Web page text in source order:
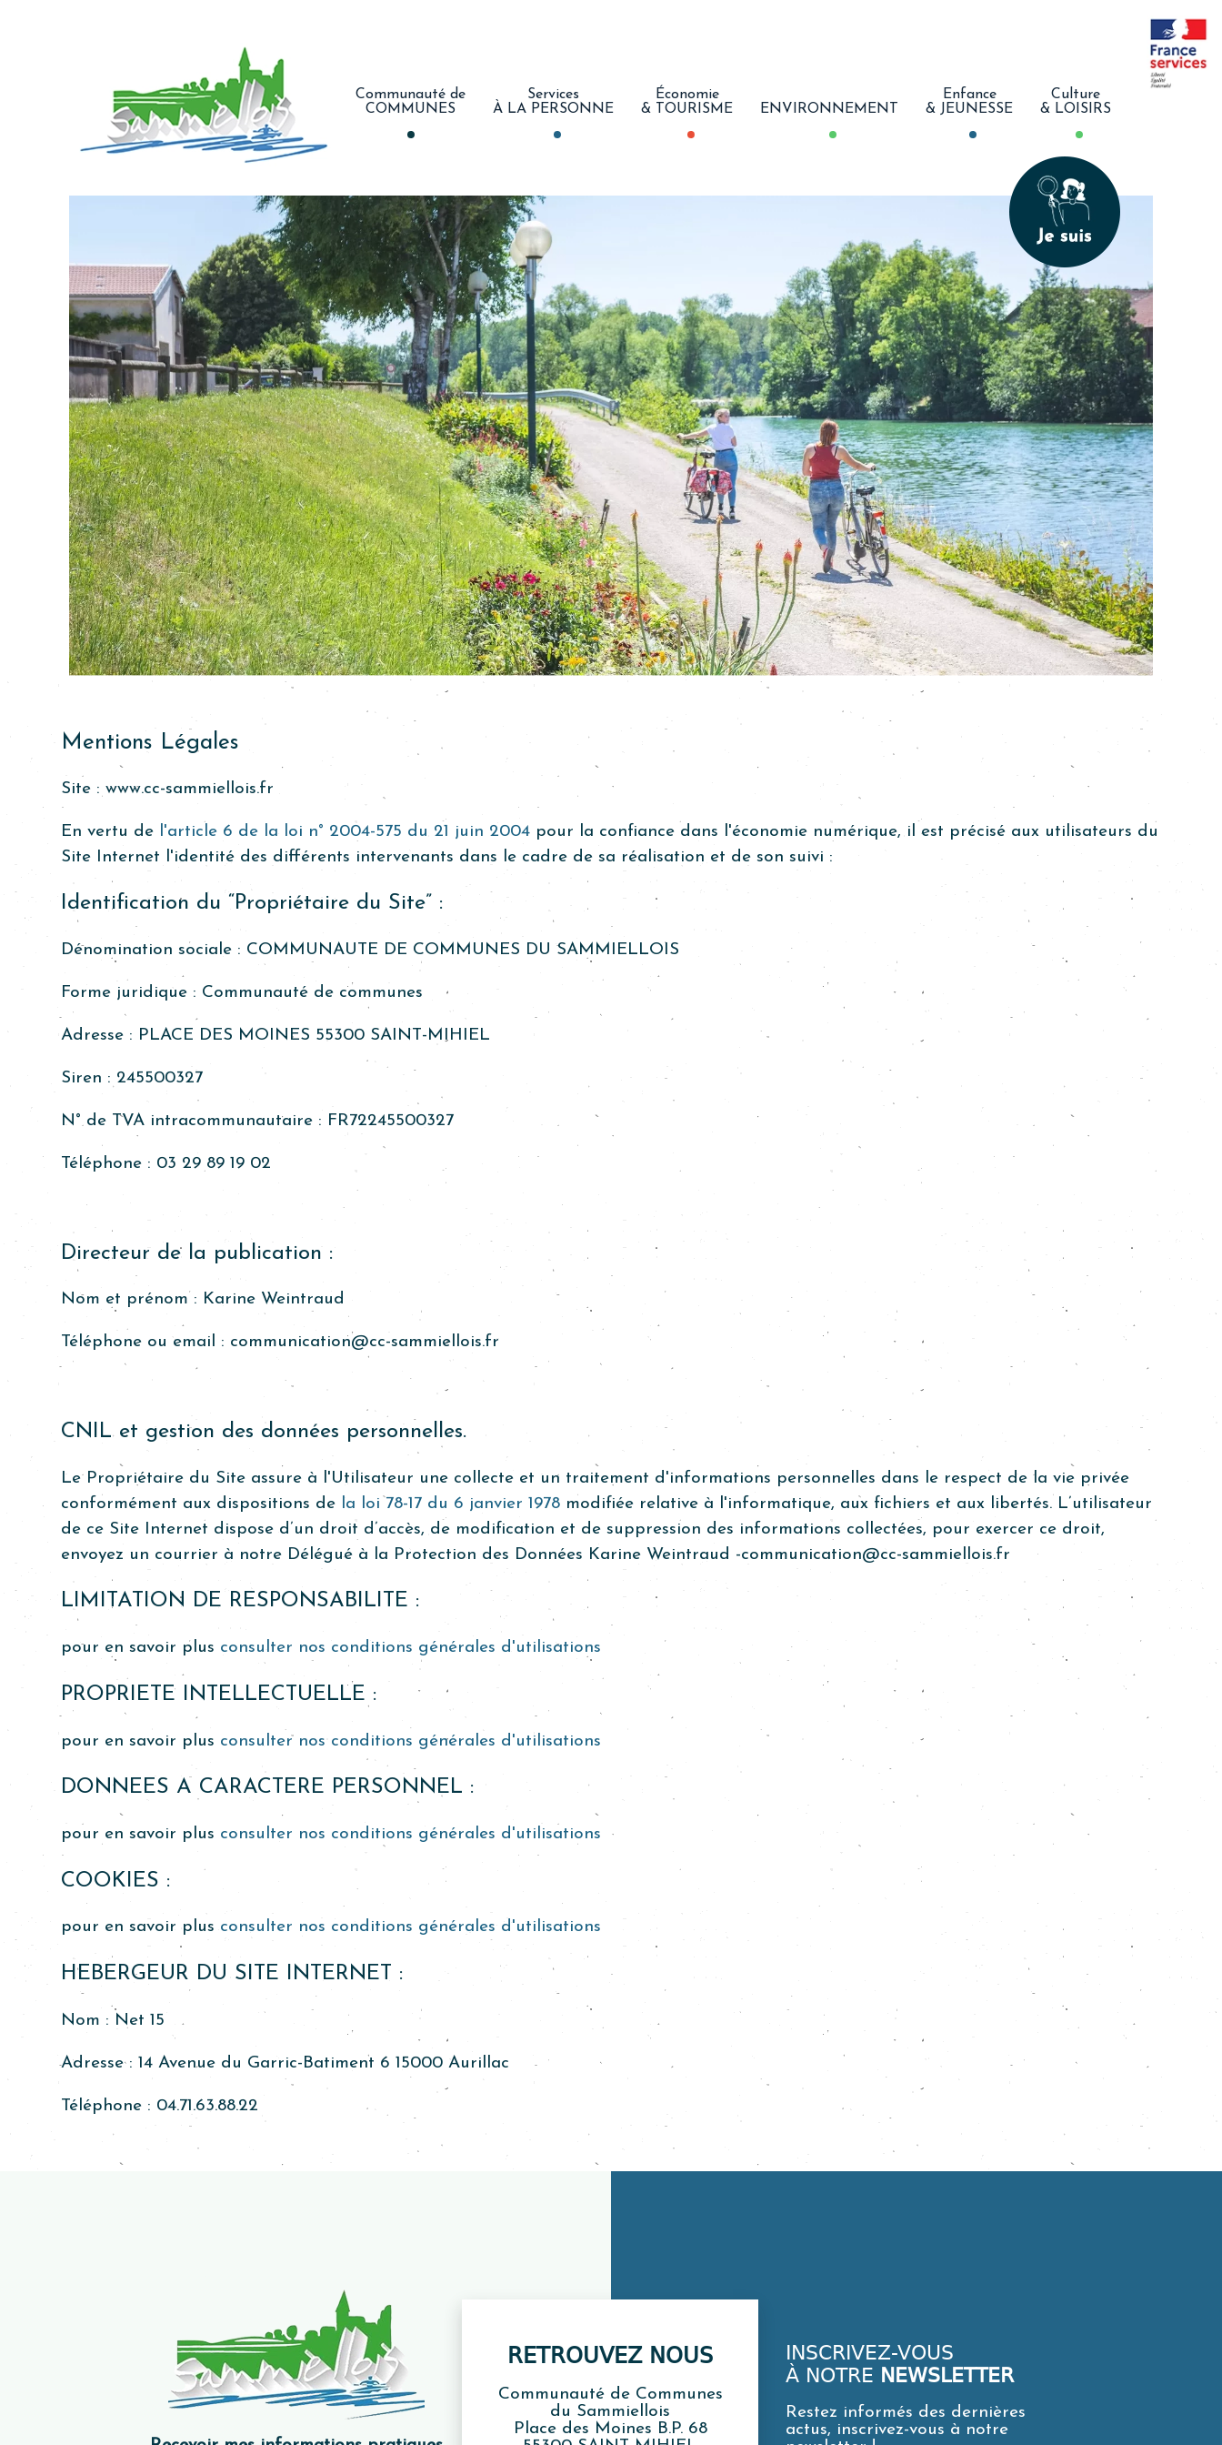
Communauté de
COMMUNES
Services
À LA PERSONNE
Économie
& TOURISME
ENVIRONNEMENT
Enfance
& JEUNESSE
Culture
& LOISIRS
Mentions Légales
Site :www.cc-sammiellois.fr
En vertu de l'article 6 de la loi n° 2004-575 du 21 juin 2004 pour la confiance dans l'économie numérique, il est précisé aux utilisateurs du
Site Internet l'identité des différents intervenants dans le cadre de sa réalisation et de son suivi :
Identification du “Propriétaire du Site” :
Dénomination sociale : COMMUNAUTE DE COMMUNES DU SAMMIELLOIS
Forme juridique : Communauté de communes
Adresse : PLACE DES MOINES 55300 SAINT-MIHIEL
Siren : 245500327
N° de TVA intracommunautaire : FR72245500327
Téléphone : 03 29 89 19 02
Directeur de la publication :
Nom et prénom : Karine Weintraud
Téléphone ou email : communication@cc-sammiellois.fr
CNIL et gestion des données personnelles.
Le Propriétaire du Site assure à l'Utilisateur une collecte et un traitement d'informations personnelles dans le respect de la vie privée
conformément aux dispositions de
la loi 78-17 du 6 janvier 1978 modifiée relative à l'informatique, aux fichiers et aux libertés. L’utilisateur
de ce Site Internet dispose d’un droit d’accès, de modification et de suppression des informations collectées, pour exercer ce droit,
envoyez un courrier à notre Délégué à la Protection des Données Karine Weintraud -communication@cc-sammiellois.fr
LIMITATION DE RESPONSABILITE :
pour en savoir plus consulter nos conditions générales d'utilisations
PROPRIETE INTELLECTUELLE :
pour en savoir plus consulter nos conditions générales d'utilisations
DONNEES A CARACTERE PERSONNEL :
pour en savoir plus consulter nos conditions générales d'utilisations
COOKIES :
pour en savoir plus consulter nos conditions générales d'utilisations
HEBERGEUR DU SITE INTERNET :
Nom : Net 15
Adresse :14 Avenue du Garric-Batiment 6 15000 Aurillac
Téléphone : 04.71.63.88.22
RETROUVEZ NOUS
Communauté de Communes
du Sammiellois
Place des Moines B.P. 68
INSCRIVEZ-VOUS
À NOTRE NEWSLETTER
Restez informés des dernières
actus, inscrivez-vous à notre